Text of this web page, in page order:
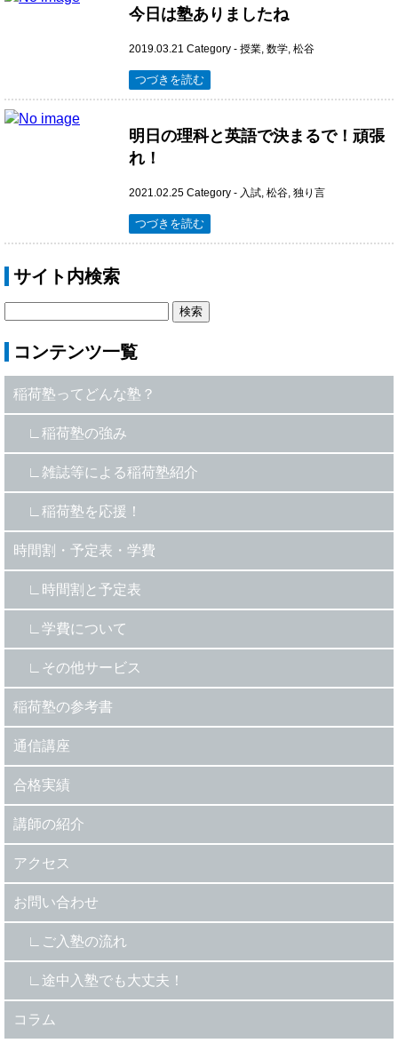
今日は塾ありましたね
2019.03.21 Category - 授業, 数学, 松谷
つづきを読む
明日の理科と英語で決まるで！頑張
れ！
2021.02.25 Category - 入試, 松谷, 独り言
つづきを読む
サイト内検索
コンテンツ一覧
稲荷塾ってどんな塾？
稲荷塾の強み
雑誌等による稲荷塾紹介
稲荷塾を応援！
時間割・予定表・学費
時間割と予定表
学費について
その他サービス
稲荷塾の参考書
通信講座
合格実績
講師の紹介
アクセス
お問い合わせ
ご入塾の流れ
途中入塾でも大丈夫！
コラム